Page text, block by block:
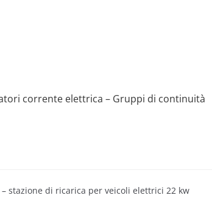
corrente elettrica – Gruppi di continuità
Sample Page Shop
stazione di ricarica per veicoli elettrici 22 kw